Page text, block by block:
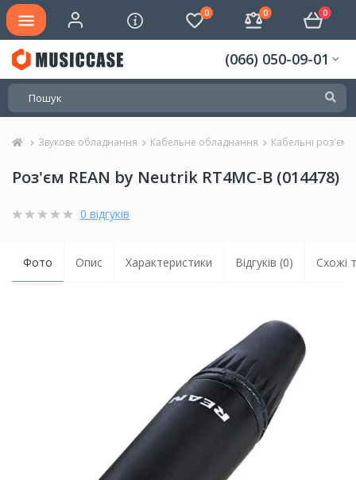
0 0 0
(066) 050-09-01
Звукове обладнання Кабельне обладнання Кабельні роз'єми
Роз'єм REAN by Neutrik RT4MC-B (014478)
0 відгуків
Фото Опис Характеристики Відгуків (0) Схожі